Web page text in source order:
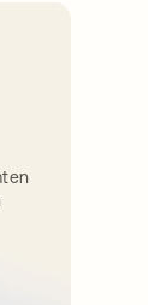
geöffnet